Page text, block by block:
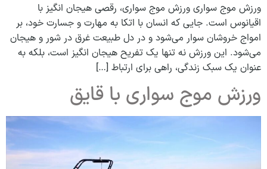
ورزش موج سواری ورزش موج سواری، رقصی هیجان انگیز با
اقیانوس است. جایی که انسان با اتکا به مهارت و جسارت خود، بر
امواج خروشان سوار می‌شود و در دل طبیعت غرق در شور و هیجان
می‌شود. این ورزش نه تنها یک تفریح ​​هیجان انگیز است، بلکه به
عنوان یک سبک زندگی، راهی برای ارتباط […]
ورزش موج سواری با قایق